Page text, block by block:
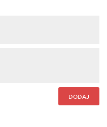
DODAJ